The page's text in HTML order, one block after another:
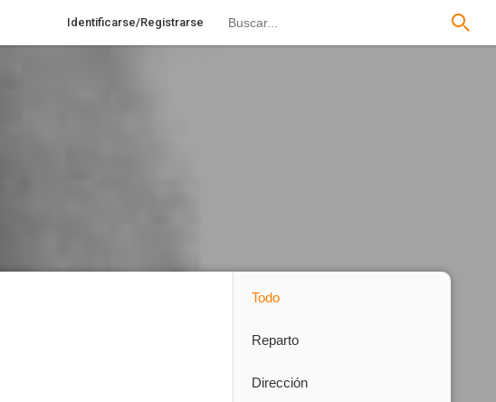
Identificarse/Registrarse
Todo
Reparto
Dirección